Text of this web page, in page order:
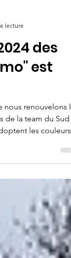
des
est
de la team du Sud
les couleurs